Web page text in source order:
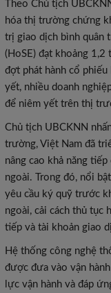
Theo Chủ tịch
hóa thị trường chứng
trị giao dịch bình quân
(HoSE) đạt khoảng
đợt phát hành cổ phiếu
yết, nhiều doanh
để niêm yết trên thị
Chủ tịch UBCKNN
trường, Việt Nam đã
nâng cao khả năng
ngoài. Trong đó, nổi
yêu cầu ký quỹ trước
ngoài, cải cách thủ tục
tiếp và tài khoản giao
Hệ thống công nghệ
được đưa vào vận
lực vận hành và đáp